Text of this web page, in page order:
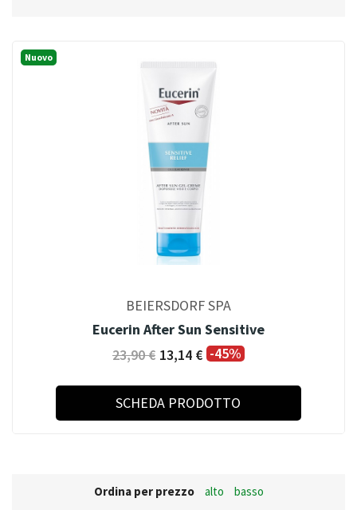
Nuovo
BEIERSDORF SPA
Eucerin After Sun Sensitive
23,90 € 13,14 € -45%
SCHEDA PRODOTTO
Ordina per prezzo alto
basso